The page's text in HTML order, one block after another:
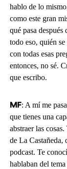
hablo de lo
como este gran
qué pasa
todo eso, quién
con todas esas
entonces, no sé.
que escribo.
MF: A mí me
que tienes una
abstraer las
de La Castañeda,
podcast. Te
hablaban del